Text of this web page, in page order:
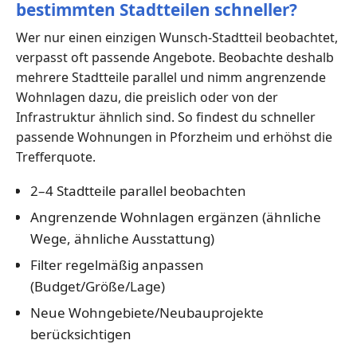
bestimmten Stadtteilen schneller?
Wer nur einen einzigen Wunsch-Stadtteil beobachtet,
verpasst oft passende Angebote. Beobachte deshalb
mehrere Stadtteile parallel und nimm angrenzende
Wohnlagen dazu, die preislich oder von der
Infrastruktur ähnlich sind. So findest du schneller
passende Wohnungen in Pforzheim und erhöhst die
Trefferquote.
2–4 Stadtteile parallel beobachten
Angrenzende Wohnlagen ergänzen (ähnliche
Wege, ähnliche Ausstattung)
Filter regelmäßig anpassen
(Budget/Größe/Lage)
Neue Wohngebiete/Neubauprojekte
berücksichtigen